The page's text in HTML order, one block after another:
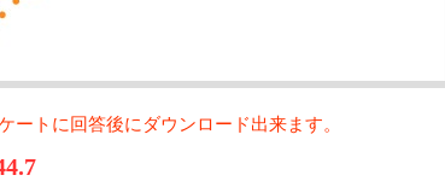
トに回答後にダウンロード出来ます。